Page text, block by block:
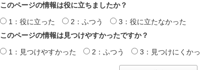
このページの情報は役に立ちましたか？
1：役に立った 2：ふつう
3：役に立たなかった
このページの情報は見つけやすかったですか？
1：見つけやすかった 2：ふつう 3：見つけにくか